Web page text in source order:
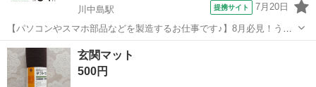
川中島駅
提携サイト 7月20日
【パソコンやスマホ部品などを製造するお仕事です♪】8月必見！うれ
しい入社特典20万円あり！ お仕事内容 パソコンやスマホ部品などを製
造するお仕事です♪ パソコンやスマホ等電子機器基板を製造している
工場です。切断、チップの取...
長野 長野市 川中島駅
玄関マット
500円